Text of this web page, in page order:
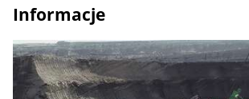
Informacje